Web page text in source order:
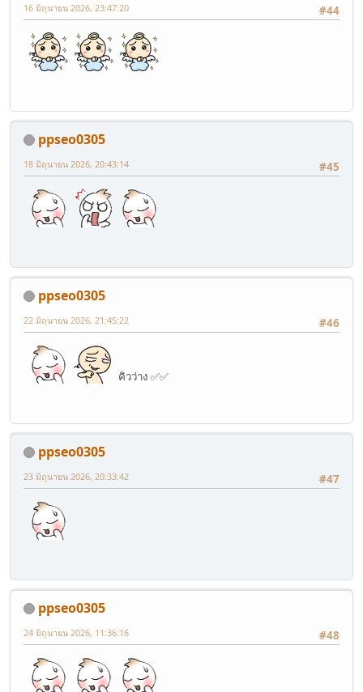
#44
16 มิถุนายน 2026, 23:47:20
ppseo0305
#45
18 มิถุนายน 2026, 20:43:14
ppseo0305
#46
22 มิถุนายน 2026, 21:45:22
คิวว่าง ✅✅
ppseo0305
#47
23 มิถุนายน 2026, 20:33:42
ppseo0305
#48
24 มิถุนายน 2026, 11:36:16